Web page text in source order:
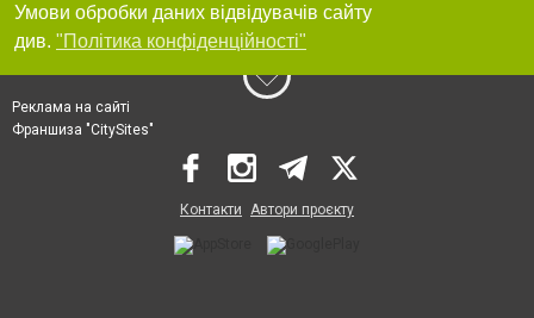
Умови обробки даних відвідувачів сайту
див. "Політика конфіденційності"
Реклама на сайті
Франшиза "CitySites"
Контакти Автори проєкту